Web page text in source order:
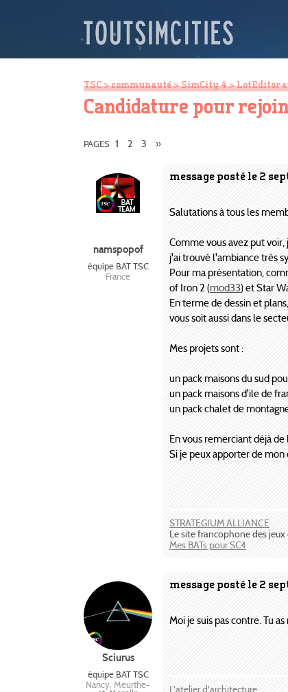
TSC>communauté>SimCity 4>LotEditor
Candidature pour
PAGES 1 2 3 »
message posté le 2
namspopof
équipe BAT TSC
France
Salutations à tous les
Comme vous avez put voir,
j'ai trouvé l'ambiance très
Pour ma présentation,
of Iron 2 (mod33) et Star
En terme de dessin et
vous soit aussi dans le
Mes projets sont :
un pack maisons du sud
un pack maisons d'ile de
un pack chalet de
En vous remerciant déjà
Si je peux apporter de mon
STRATEGIUM ALLIANCE
Le site francophone des
Mes BATs pour SC4
message posté le 2
Sciurus
équipe BAT TSC
Nancy, Meurthe-
Moi je suis pas contre. Tu
L'atelier d'architecture